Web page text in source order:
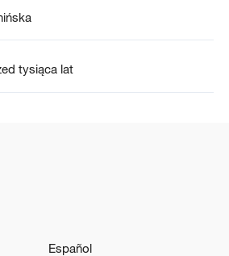
tysiąca lat
Español